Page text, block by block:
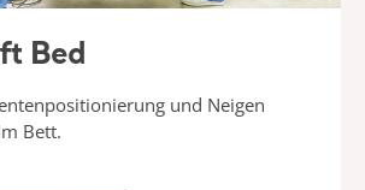
Bed
und Neigen
Bett.